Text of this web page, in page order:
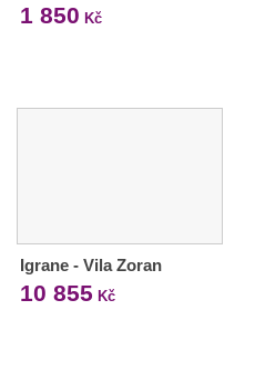
1 850 Kč
Igrane - Vila Zoran
10 855 Kč